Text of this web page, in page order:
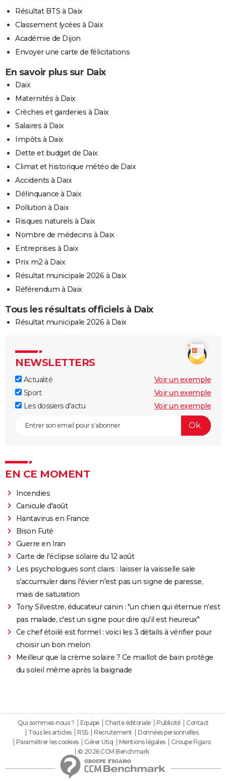
Résultat BTS à Daix
Classement lycées à Daix
Académie de Dijon
Envoyer une carte de félicitations
En savoir plus sur Daix
Daix
Maternités à Daix
Crèches et garderies à Daix
Salaires à Daix
Impôts à Daix
Dette et budget de Daix
Climat et historique météo de Daix
Accidents à Daix
Délinquance à Daix
Pollution à Daix
Risques naturels à Daix
Nombre de médecins à Daix
Entreprises à Daix
Prix m2 à Daix
Résultat municipale 2026 à Daix
Référendum à Daix
Tous les résultats officiels à Daix
Résultat municipale 2026 à Daix
NEWSLETTERS
Actualité
Voir un exemple
Sport
Voir un exemple
Les dossiers d'actu
Voir un exemple
EN CE MOMENT
Incendies
Canicule d'août
Hantavirus en France
Bison Futé
Guerre en Iran
Carte de l'éclipse solaire du 12 août
Les psychologues sont clairs : laisser la vaisselle sale
s'accumuler dans l'évier n'est pas un signe de paresse,
mais de saturation
Tony Silvestre, éducateur canin : "un chien qui éternue n'est
pas malade, c'est un signe pour dire qu'il est heureux"
Ce chef étoilé est formel : voici les 3 détails à vérifier pour
choisir un bon melon
Meilleur que la crème solaire ? Ce maillot de bain protège
du soleil même après la baignade
Qui sommes-nous ? Equipe Charte éditoriale Publicité
Contact
Tous les articles
RSS Recrutement
Données personnelles
Paramétrer les cookies
Gérer Utiq Mentions légales
Groupe Figaro
© 2026 CCM Benchmark